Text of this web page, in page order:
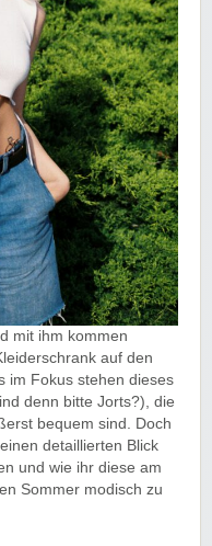
mit ihm kommen
auf den
im Fokus stehen dieses
denn bitte Jorts?), die
bequem sind. Doch
detaillierten Blick
und wie ihr diese am
Sommer modisch zu